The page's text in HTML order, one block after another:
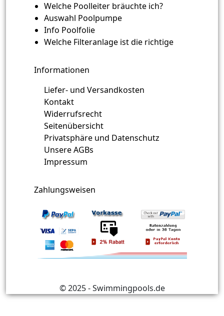
Welche Poolleiter bräuchte ich?
Auswahl Poolpumpe
Info Poolfolie
Welche Filteranlage ist die richtige
Informationen
Liefer- und Versandkosten
Kontakt
Widerrufsrecht
Seitenübersicht
Privatsphäre und Datenschutz
Unsere AGBs
Impressum
Zahlungsweisen
© 2025 - Swimmingpools.de